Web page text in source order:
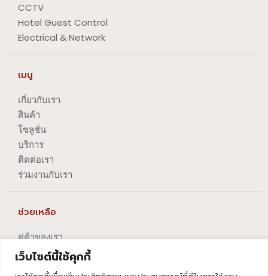
เว็บไซต์นี้ใช้คุกกี้
CCTV
Hotel Guest Control
Electrical & Network
เมนู
เกี่ยวกับเรา
สินค้า
โซลูชั่น
บริการ
ติดต่อเรา
ร่วมงานกับเรา
ช่วยเหลือ
คู่ค้าของเรา
นโยบายความเป็นส่วนตัว
นโยบายการปัญหาข้อร้องเรียน